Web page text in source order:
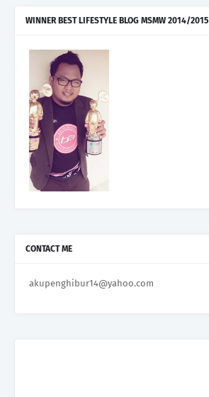
WINNER BEST LIFESTYLE BLOG MSMW 2014/2015
CONTACT ME
akupenghibur14@yahoo.com